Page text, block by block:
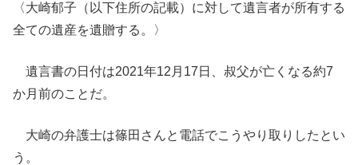
〈大崎郁子（以下住所の記載）に対して遺言者が所有する
全ての遺産を遺贈する。〉
遺言書の日付は2021年12月17日、叔父が亡くなる約7
か月前のことだ。
大崎の弁護士は篠田さんと電話でこうやり取りしたとい
う。